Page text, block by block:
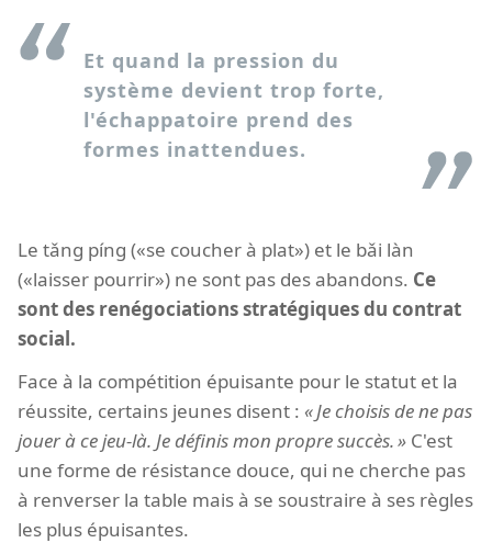
Et quand la pression du
système devient trop forte,
l'échappatoire prend des
formes inattendues.
Le tǎng píng («se coucher à plat») et le bǎi làn
(«laisser pourrir») ne sont pas des abandons. Ce
sont des renégociations stratégiques du contrat
social.
Face à la compétition épuisante pour le statut et la
réussite, certains jeunes disent :
Je choisis de ne pas
jouer à ce jeu-là. Je définis mon propre succès.
C'est
une forme de résistance douce, qui ne cherche pas
à renverser la table mais à se soustraire à ses règles
les plus épuisantes.